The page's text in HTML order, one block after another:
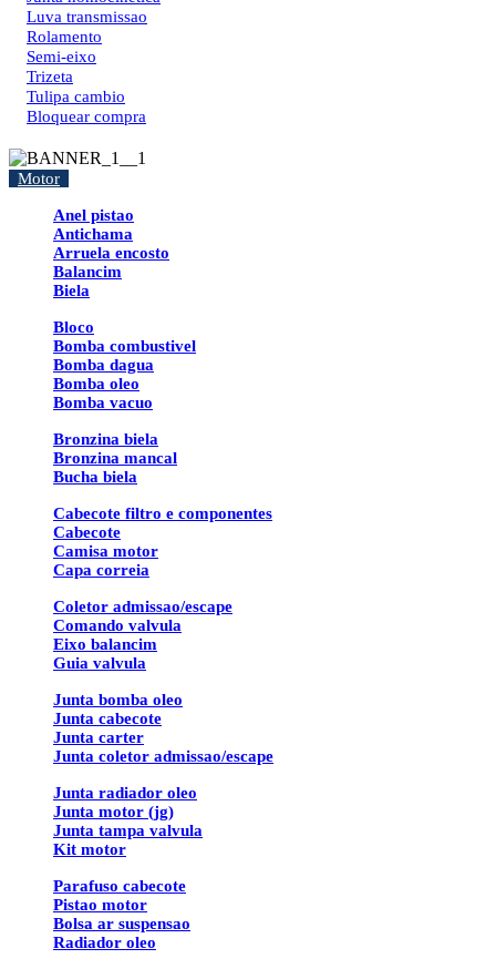
Luva transmissao
Rolamento
Semi-eixo
Trizeta
Tulipa cambio
Bloquear compra
Motor
Anel pistao
Antichama
Arruela encosto
Balancim
Biela
Bloco
Bomba combustivel
Bomba dagua
Bomba oleo
Bomba vacuo
Bronzina biela
Bronzina mancal
Bucha biela
Cabecote filtro e componentes
Cabecote
Camisa motor
Capa correia
Coletor admissao/escape
Comando valvula
Eixo balancim
Guia valvula
Junta bomba oleo
Junta cabecote
Junta carter
Junta coletor admissao/escape
Junta radiador oleo
Junta motor (jg)
Junta tampa valvula
Kit motor
Parafuso cabecote
Pistao motor
Bolsa ar suspensao
Radiador oleo